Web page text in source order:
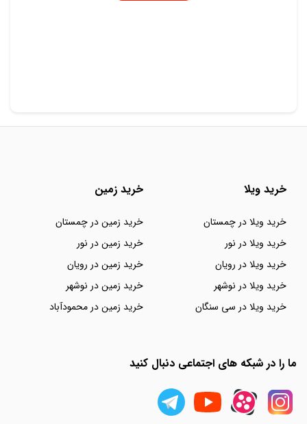
خرید ویلا
خرید ویلا در چمستان
خرید ویلا در نور
خرید ویلا در رویان
خرید ویلا در نوشهر
خرید ویلا در سی سنگان
خرید زمین
خرید زمین در چمستان
خرید زمین در نور
خرید زمین در رویان
خرید زمین در نوشهر
خرید زمین در محمودآباد
ما را در شبکه های اجتماعی دنبال کنید